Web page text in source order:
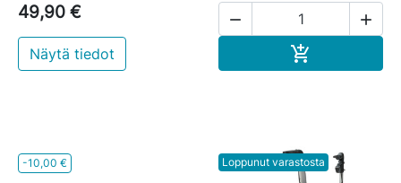
49,90 €
Näytä tiedot
 

-10,00 € Loppunut varastosta